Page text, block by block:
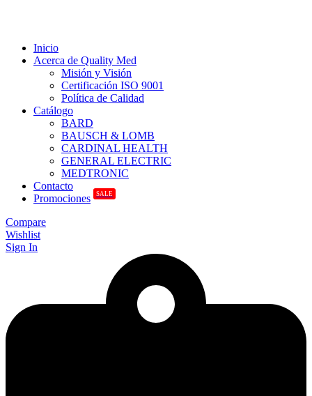
Inicio
Acerca de Quality Med
Misión y Visión
Certificación ISO 9001
Política de Calidad
Catálogo
BARD
BAUSCH & LOMB
CARDINAL HEALTH
GENERAL ELECTRIC
MEDTRONIC
Contacto
Promociones
SALE
Compare
Wishlist
Sign In